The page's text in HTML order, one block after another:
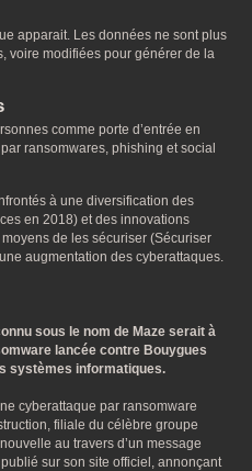
apparait. Les données ne sont plus
voire modifiées pour générer de la
comme porte d’entrée en
ransomwares, phishing et social
à une diversification des
en 2018) et des innovations
de les sécuriser (Sécuriser
augmentation des cyberattaques.
sous le nom de Maze serait à
lancée contre Bouygues
systèmes informatiques.
cyberattaque par ransomware
filiale du célèbre groupe
au travers d’un message
sur son site officiel, annonçant